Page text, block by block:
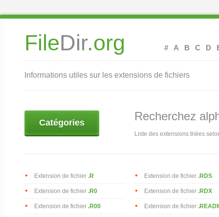
FileDir.org # A B C D
Informations utiles sur les extensions de fichiers
Catégories Recherchez
Liste des extensions triées
Extension de fichier .R
Extension de fichier .R0
Extension de fichier .R00
Extension de fichier .RDS
Extension de fichier .RDX
Extension de fichier